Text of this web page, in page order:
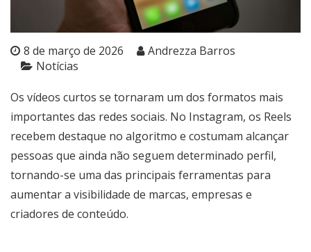
8 de março de 2026
Andrezza Barros
Notícias
Os vídeos curtos se tornaram um dos formatos mais
importantes das redes sociais. No Instagram, os Reels
recebem destaque no algoritmo e costumam alcançar
pessoas que ainda não seguem determinado perfil,
tornando-se uma das principais ferramentas para
aumentar a visibilidade de marcas, empresas e
criadores de conteúdo.